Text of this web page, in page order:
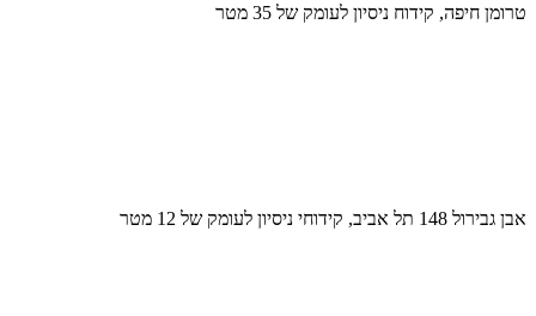
טרומן חיפה, קידוח ניסיון לעומק של 35 מטר
אבן גבירול 148 תל אביב, קידוחי ניסיון לעומק של 12 מטר